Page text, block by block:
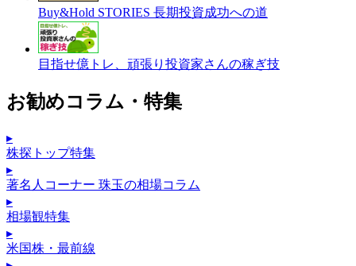
Buy&Hold STORIES 長期投資成功への道
目指せ億トレ、頑張り投資家さんの稼ぎ技
お勧めコラム・特集
▸
株探トップ特集
▸
著名人コーナー 珠玉の相場コラム
▸
相場観特集
▸
米国株・最前線